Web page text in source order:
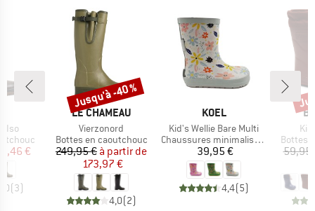
Iso
réduit
€
(3)
MARQUE
LE CHAMEAU
Article
Vierzonord
Product group
Bottes en caoutchouc
Prix
249,95 € Prix réduit
à partir de
173,97 €
4,0(2)
Remise
Jusqu'à -40 %
MARQUE
KOEL
Article
Kid's Wellie Bare Multi
Product group
Chaussures minimalistes
Prix
39,95 €
4,4(5)
Bottes
59,95